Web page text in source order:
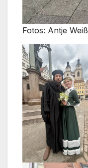
Fotos: Antje Weiß